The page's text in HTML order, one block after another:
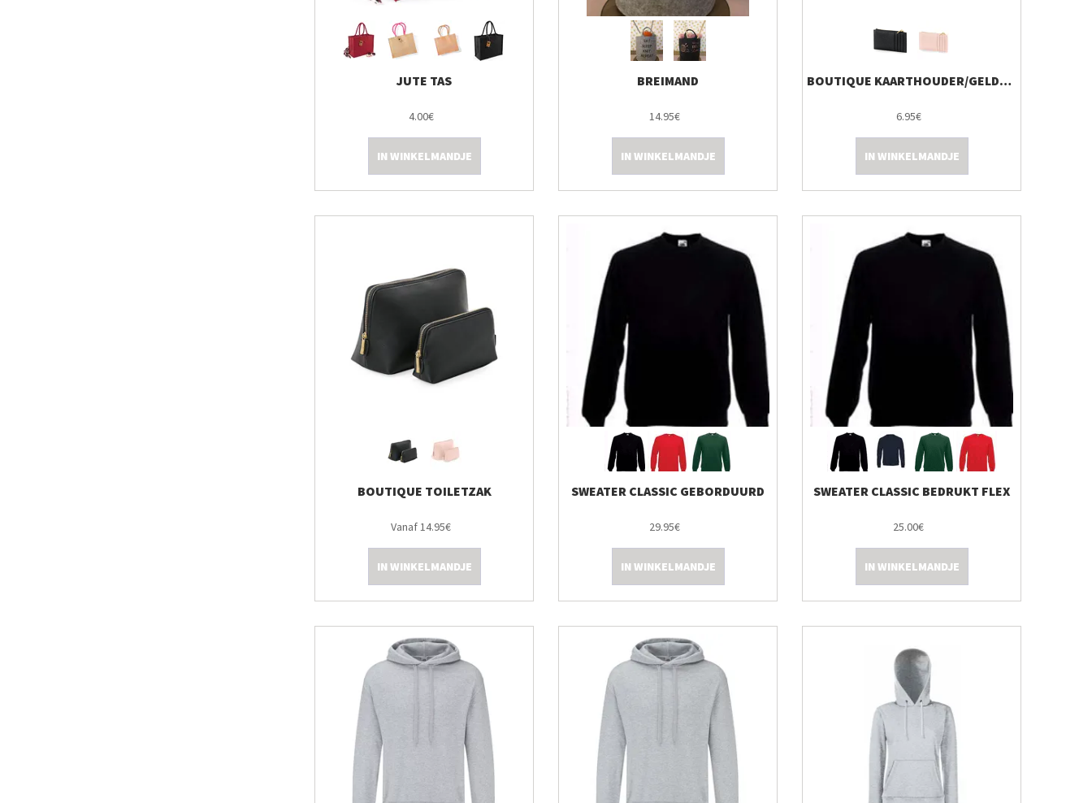
JUTE TAS
4.00€
IN WINKELMANDJE
BREIMAND
14.95€
IN WINKELMANDJE
BOUTIQUE KAARTHOUDER/GELDBEUGEL
6.95€
IN WINKELMANDJE
BOUTIQUE TOILETZAK
Vanaf 14.95€
IN WINKELMANDJE
SWEATER CLASSIC GEBORDUURD
29.95€
IN WINKELMANDJE
SWEATER CLASSIC BEDRUKT FLEX
25.00€
IN WINKELMANDJE